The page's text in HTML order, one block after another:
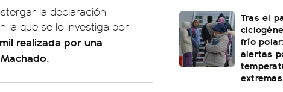
la declaración
la que se lo investiga por
realizada por una
Tras el
frío
alertas